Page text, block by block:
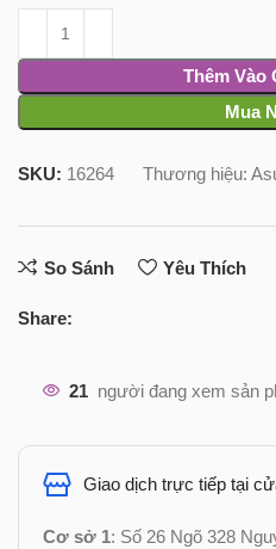
Thêm Vào
Mua
SKU: 16264 Thương hiệu:
So Sánh Yêu Thích
Share:
21 người đang xem sản
Giao dịch trực tiếp tại
Cơ sở 1: Số 26 Ngõ 328